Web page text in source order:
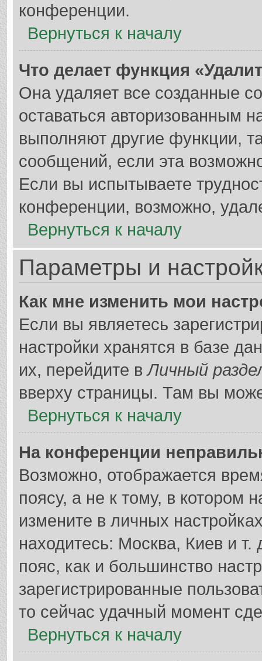
конференции.
Вернуться к началу
Что делает функция
Она удаляет все созданные
оставаться авторизованным
выполняют другие функции,
сообщений, если эта
Если вы испытываете
конференции, возможно,
Вернуться к началу
Параметры и
Как мне изменить мои
Если вы являетесь
настройки хранятся в базе
их, перейдите вЛичный
вверху страницы. Там вы
Вернуться к началу
На конференции
Возможно, отображается
поясу, а не к тому, в котором
измените в личных
находитесь: Москва, Киев и т.
пояс, как и большинство
зарегистрированные
то сейчас удачный момент
Вернуться к началу